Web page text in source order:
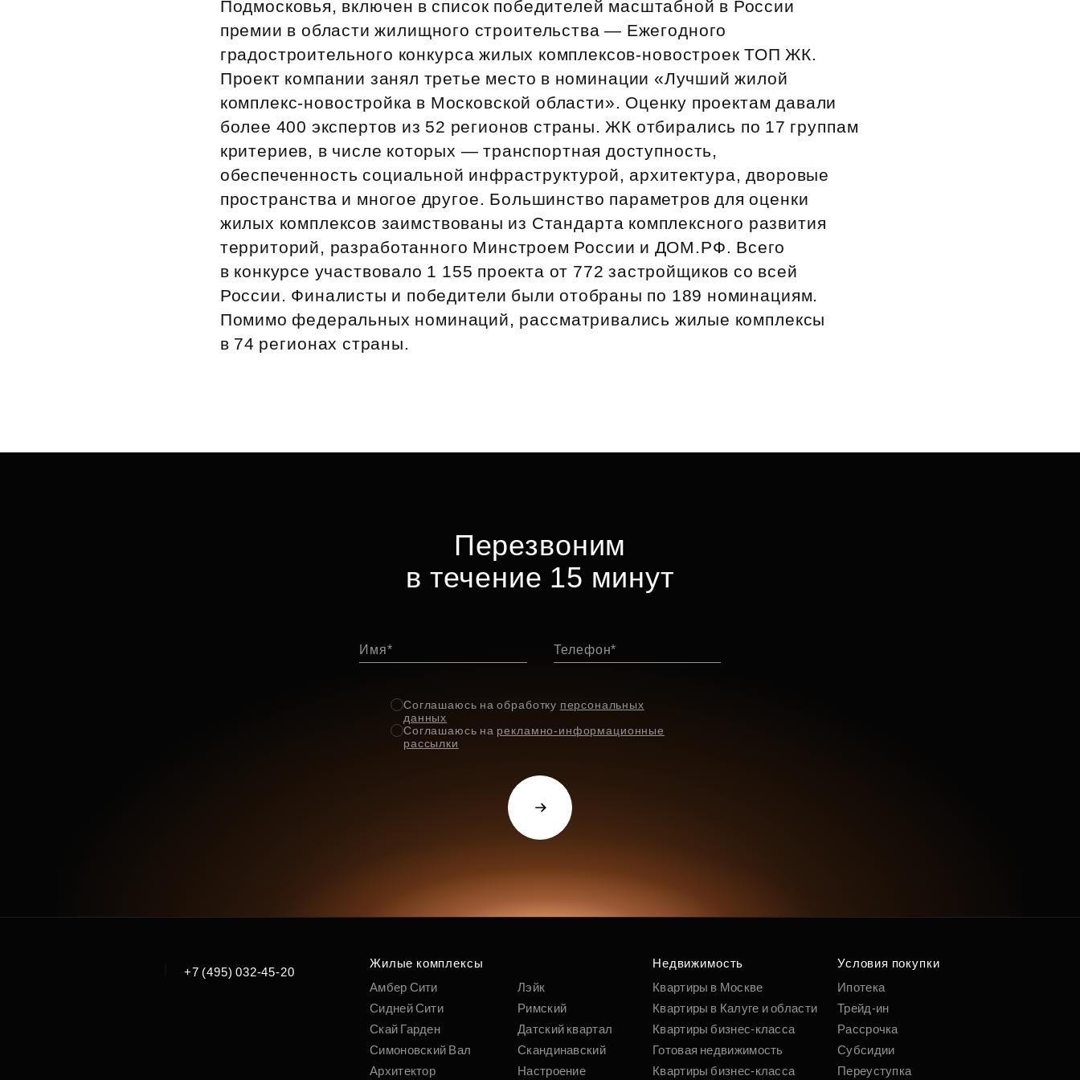
Субсидии
Подмосковья, включен в список победителей масштабной в России
премии в области жилищного строительства — Ежегодного
градостроительного конкурса жилых комплексов‑новостроек ТОП ЖК.
Проект компании занял третье место в номинации «Лучший жилой
комплекс‑новостройка в Московской области». Оценку проектам давали
более 400 экспертов из 52 регионов страны. ЖК отбирались по 17 группам
критериев, в числе которых — транспортная доступность,
обеспеченность социальной инфраструктурой, архитектура, дворовые
пространства и многое другое. Большинство параметров для оценки
жилых комплексов заимствованы из Стандарта комплексного развития
территорий, разработанного Минстроем России и ДОМ.РФ. Всего
в конкурсе участвовало 1 155 проекта от 772 застройщиков со всей
России. Финалисты и победители были отобраны по 189 номинациям.
Помимо федеральных номинаций, рассматривались жилые комплексы
в 74 регионах страны.
Перезвоним
в течение 15 минут
Имя Телефон
Соглашаюсь на обработку персональных
данных
Соглашаюсь на рекламно-информационные
рассылки
+7 (495) 032-45-20
Жилые комплексы
Амбер Сити
Сидней Сити
Скай Гарден
Симоновский Вал
Архитектор
Лэйк
Римский
Датский квартал
Скандинавский
Настроение
Недвижимость
Квартиры в Москве
Квартиры в Калуге и области
Квартиры бизнес-класса
Готовая недвижимость
Квартиры бизнес-класса
Условия покупки
Ипотека
Трейд-ин
Рассрочка
Субсидии
Переуступка